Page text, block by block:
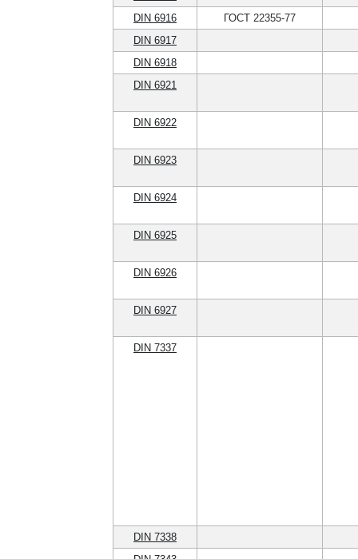
DIN 6916
ГОСТ 22355-77
DIN 6917
DIN 6918
DIN 6921
DIN 6922
DIN 6923
DIN 6924
DIN 6925
DIN 6926
DIN 6927
DIN 7337
DIN 7338